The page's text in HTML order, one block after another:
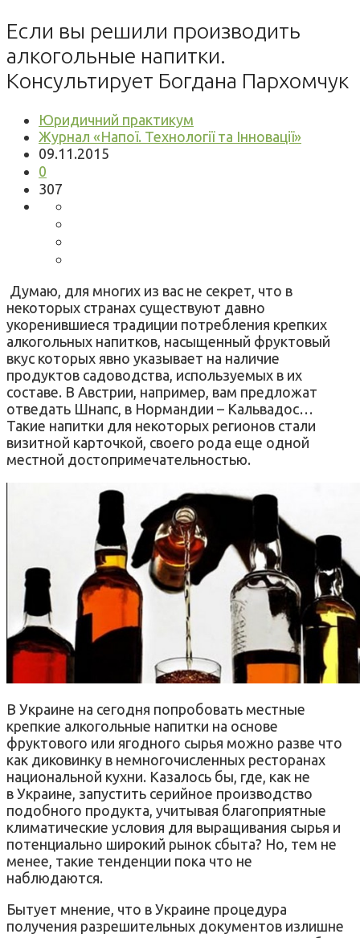
Если вы решили производить
алкогольные напитки.
Консультирует Богдана Пархомчук
Юридичний практикум
Журнал «Напої. Технології та Інновації»
09.11.2015
0
307
Думаю, для многих из вас не секрет, что в
некоторых странах существуют давно
укоренившиеся традиции потребления крепких
алкогольных напитков, насыщенный фруктовый
вкус которых явно указывает на наличие
продуктов садоводства, используемых в их
составе. В Австрии, например, вам предложат
отведать Шнапс, в Нормандии – Кальвадос…
Такие напитки для некоторых регионов стали
визитной карточкой, своего рода еще одной
местной достопримечательностью.
В Украине на сегодня попробовать местные
крепкие алкогольные напитки на основе
фруктового или ягодного сырья можно разве что
как диковинку в немногочисленных ресторанах
национальной кухни. Казалось бы, где, как не
в Украине, запустить серийное производство
подобного продукта, учитывая благоприятные
климатические условия для выращивания сырья и
потенциально широкий рынок сбыта? Но, тем не
менее, такие тенденции пока что не
наблюдаются.
Бытует мнение, что в Украине процедура
получения разрешительных документов излишне